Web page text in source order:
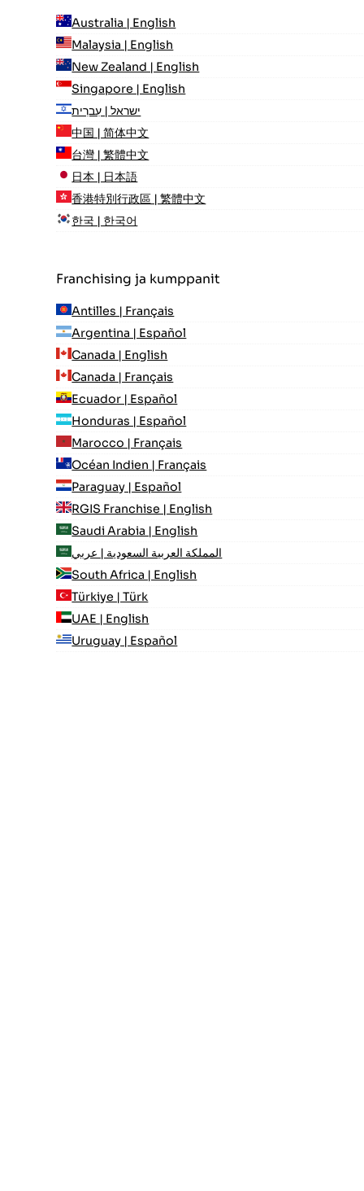
Australia | English
Malaysia | English
New Zealand | English
Singapore | English
ישראל | עִברִית
中国 | 简体中文
台灣 | 繁體中文
日本 | 日本語
香港特別行政區 | 繁體中文
한국 | 한국어
Franchising ja kumppanit
Antilles | Français
Argentina | Español
Canada | English
Canada | Français
Ecuador | Español
Honduras | Español
Marocco | Français
Océan Indien | Français
Paraguay | Español
RGIS Franchise | English
Saudi Arabia | English
المملكة العربية السعودية | عربي
South Africa | English
Türkiye | Türk
UAE | English
Uruguay | Español